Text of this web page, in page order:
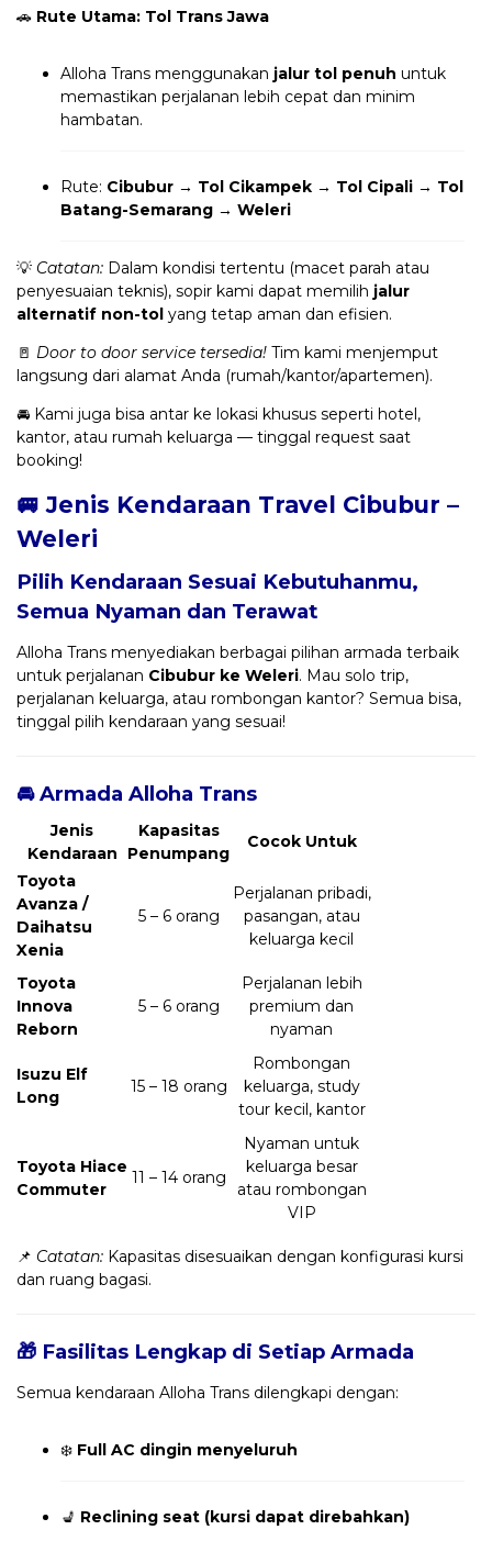
🚗 Rute Utama: Tol Trans Jawa
Alloha Trans menggunakan jalur tol penuh untuk
memastikan perjalanan lebih cepat dan minim
hambatan.
Rute: Cibubur → Tol Cikampek → Tol Cipali → Tol
Batang-Semarang → Weleri
💡 Catatan: Dalam kondisi tertentu (macet parah atau
penyesuaian teknis), sopir kami dapat memilih jalur
alternatif non-tol yang tetap aman dan efisien.
🚪 Door to door service tersedia! Tim kami menjemput
langsung dari alamat Anda (rumah/kantor/apartemen).
🚘 Kami juga bisa antar ke lokasi khusus seperti hotel,
kantor, atau rumah keluarga — tinggal request saat
booking!
🚐 Jenis Kendaraan Travel Cibubur –
Weleri
Pilih Kendaraan Sesuai Kebutuhanmu,
Semua Nyaman dan Terawat
Alloha Trans menyediakan berbagai pilihan armada terbaik
untuk perjalanan Cibubur ke Weleri. Mau solo trip,
perjalanan keluarga, atau rombongan kantor? Semua bisa,
tinggal pilih kendaraan yang sesuai!
🚘 Armada Alloha Trans
Jenis
Kendaraan
Kapasitas
Penumpang
Cocok Untuk
Toyota
Avanza /
Daihatsu
Xenia
5 – 6 orang
Perjalanan pribadi,
pasangan, atau
keluarga kecil
Toyota
Innova
Reborn
5 – 6 orang
Perjalanan lebih
premium dan
nyaman
Isuzu Elf
Long
15 – 18 orang
Rombongan
keluarga, study
tour kecil, kantor
Toyota Hiace
Commuter
11 – 14 orang
Nyaman untuk
keluarga besar
atau rombongan
VIP
📌 Catatan: Kapasitas disesuaikan dengan konfigurasi kursi
dan ruang bagasi.
🎁 Fasilitas Lengkap di Setiap Armada
Semua kendaraan Alloha Trans dilengkapi dengan:
❄️ Full AC dingin menyeluruh
💺 Reclining seat (kursi dapat direbahkan)